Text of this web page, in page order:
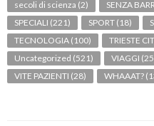
secoli di scienza (2) SENZA
SPECIALI (221) SPORT (18)
TECNOLOGIA (100) TRIESTE
Uncategorized (521) VIAGGI
VITE PAZIENTI (28) WHAAAT?